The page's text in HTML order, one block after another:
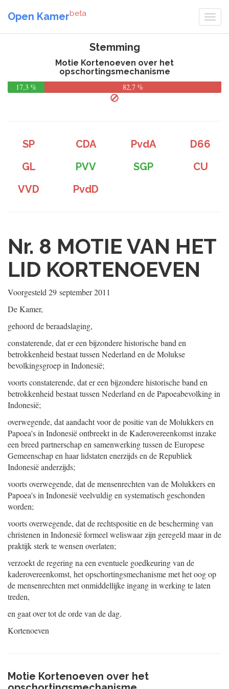
Open Kamerbeta
Stemming
Motie Kortenoeven over het
opschortingsmechanisme
17,3 %
82,7 %
SP CDA PvdA
D66
GL
PVV SGP
CU
VVD
PvdD
Nr. 8 MOTIE VAN HET
LID KORTENOEVEN
Voorgesteld 29 september 2011
De Kamer,
gehoord de beraadslaging,
constaterende, dat er een bijzondere historische band en
betrokkenheid bestaat tussen Nederland en de Molukse
bevolkingsgroep in Indonesië;
voorts constaterende, dat er een bijzondere historische band en
betrokkenheid bestaat tussen Nederland en de Papoeabevolking in
Indonesië;
overwegende, dat aandacht voor de positie van de Molukkers en
Papoea's in Indonesië ontbreekt in de Kaderovereenkomst inzake
een breed partnerschap en samenwerking tussen de Europese
Gemeenschap en haar lidstaten enerzijds en de Republiek
Indonesië anderzijds;
voorts overwegende, dat de mensenrechten van de Molukkers en
Papoea's in Indonesië veelvuldig en systematisch geschonden
worden;
voorts overwegende, dat de rechtspositie en de bescherming van
christenen in Indonesië formeel weliswaar zijn geregeld maar in de
praktijk sterk te wensen overlaten;
verzoekt de regering na een eventuele goedkeuring van de
kaderovereenkomst, het opschortingsmechanisme met het oog op
de mensenrechten met onmiddellijke ingang in werking te laten
treden,
en gaat over tot de orde van de dag.
Kortenoeven
Motie Kortenoeven over het